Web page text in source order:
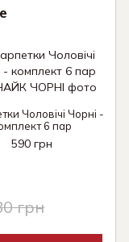
Чоловічі Чорні -
6 пар
590 грн
грн